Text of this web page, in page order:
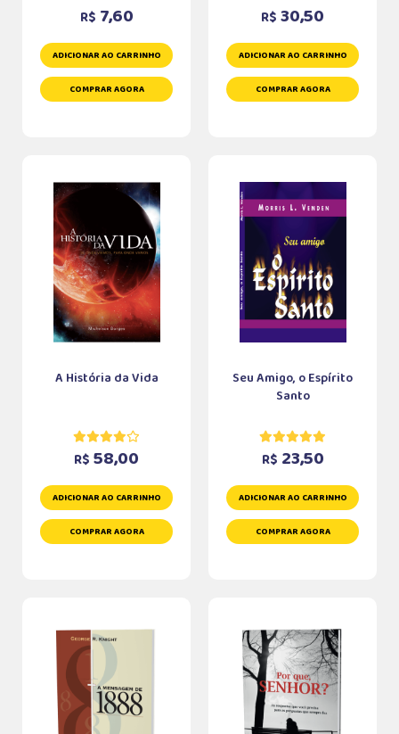
R$ 7,60
ADICIONAR AO CARRINHO
COMPRAR AGORA
R$ 30,50
ADICIONAR AO CARRINHO
COMPRAR AGORA
A História da Vida
R$ 58,00
ADICIONAR AO CARRINHO
COMPRAR AGORA
Seu Amigo, o Espírito
Santo
R$ 23,50
ADICIONAR AO CARRINHO
COMPRAR AGORA